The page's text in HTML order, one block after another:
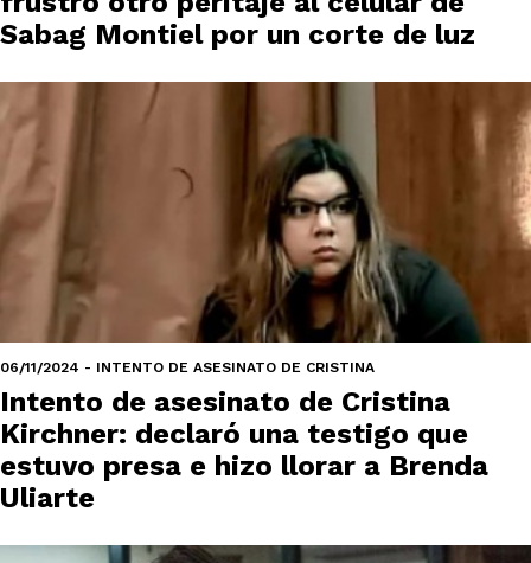
Sabag Montiel por un corte de luz
06/11/2024 - INTENTO DE ASESINATO DE CRISTINA
Intento de asesinato de Cristina
Kirchner: declaró una testigo que
estuvo presa e hizo llorar a Brenda
Uliarte